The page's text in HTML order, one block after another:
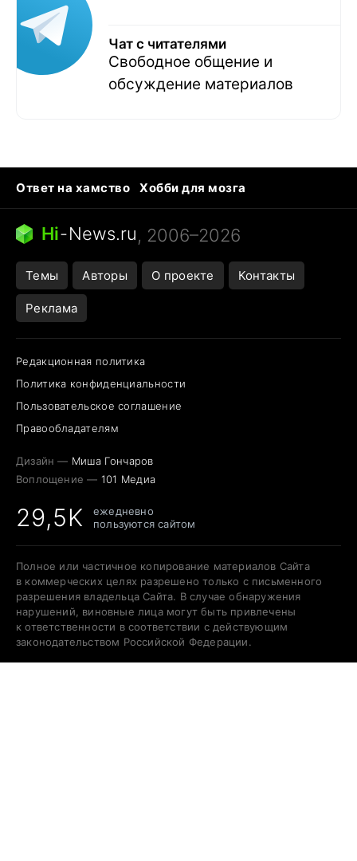
Чат с читателями
Свободное общение и
обсуждение материалов
Ответ на хамство
Хобби для мозга
Бензин 100 и 95
Тунцы в океанариуме
Следующая пандемия
Hi-News.ru, 2006–2026
Темы Авторы О проекте Контакты
Реклама
Редакционная политика
Политика конфиденциальности
Пользовательское соглашение
Правообладателям
Дизайн — Миша Гончаров
Воплощение — 101 Медиа
29,5K
ежедневно
пользуются сайтом
Полное или частичное копирование материалов Сайта
в коммерческих целях разрешено только с письменного
разрешения владельца Сайта. В случае обнаружения
нарушений, виновные лица могут быть привлечены
к ответственности в соответствии с действующим
законодательством Российской Федерации.